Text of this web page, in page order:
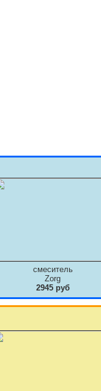
смеситель
Zorg
2945 руб